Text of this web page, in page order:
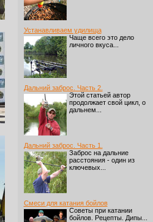
Устанавливаем удилища
Чаще всего это дело
личного вкуса...
Дальний заброс. Часть 2.
Этой статьей автор
продолжает свой цикл, о
дальнем...
Дальний заброс. Часть 1.
Заброс на дальние
расстояния - один из
ключевых...
Смеси для катания бойлов
Советы при катании
бойлов. Рецепты. Дипы...